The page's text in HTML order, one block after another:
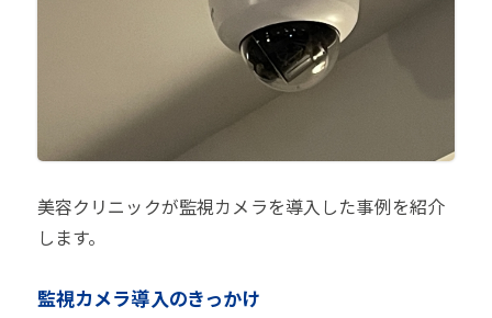
美容クリニックが監視カメラを導入した事例を紹介
します。
監視カメラ導入のきっかけ